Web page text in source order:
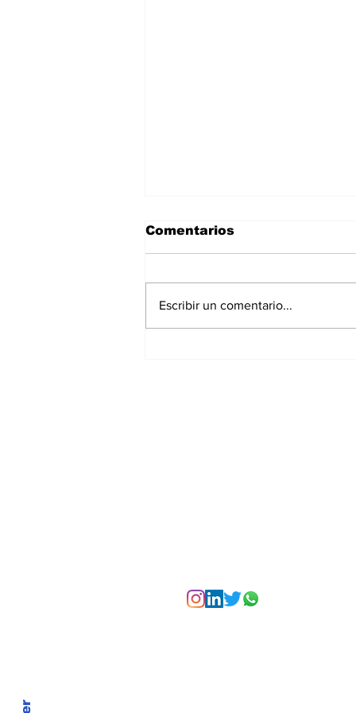
Comentarios
Escribir un comentario...